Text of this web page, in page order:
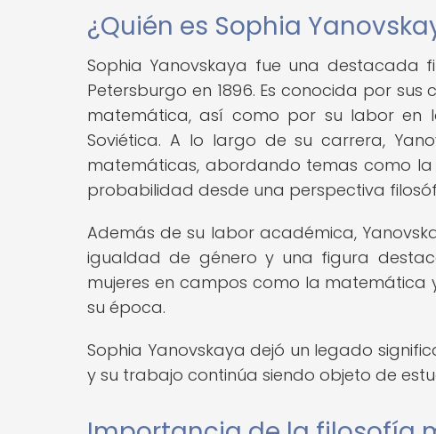
¿Quién es Sophia
Sophia Yanovskaya fue una destacada
Petersburgo en 1896. Es conocida por
matemática, así como por su labor en
Soviética. A lo largo de su carrera,
matemáticas, abordando temas como
probabilidad desde una perspectiva
Además de su labor académica,
igualdad de género y una figura
mujeres en campos como la
su época.
Sophia Yanovskaya dejó un legado
y su trabajo continúa siendo objeto de